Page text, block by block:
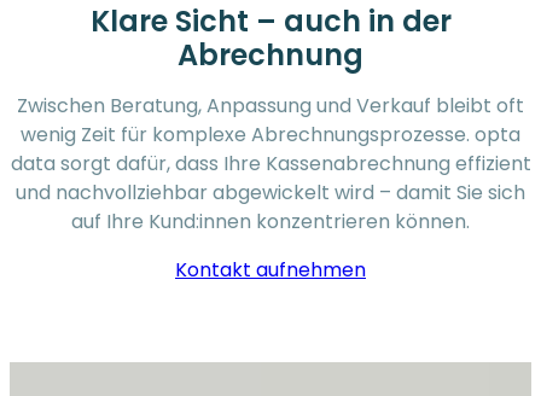
Klare Sicht – auch in der
Abrechnung
Zwischen Beratung, Anpassung und Verkauf bleibt oft
wenig Zeit für komplexe Abrechnungsprozesse. opta
data sorgt dafür, dass Ihre Kassenabrechnung effizient
und nachvollziehbar abgewickelt wird – damit Sie sich
auf Ihre Kund:innen konzentrieren können.
Kontakt aufnehmen